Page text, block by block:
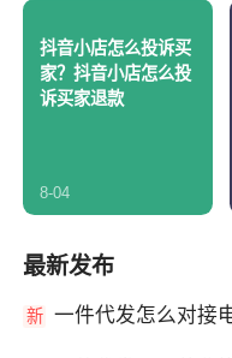
抖音小店怎么投诉买
家？抖音小店怎么投
诉买家退款
8-04
最新发布
新